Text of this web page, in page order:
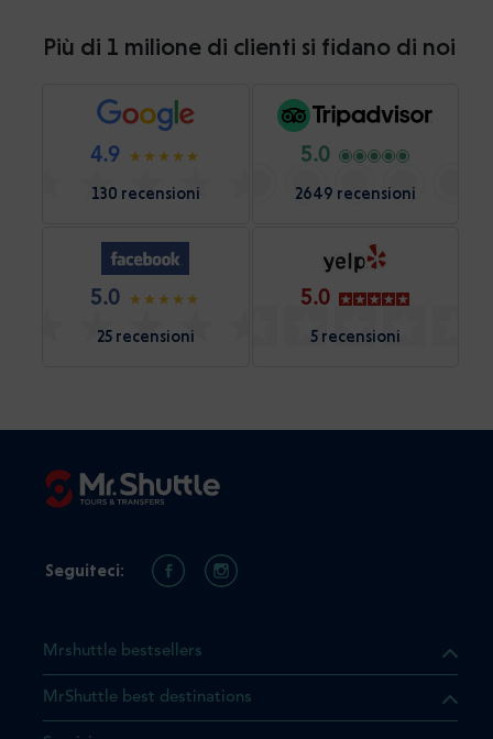
Più di 1 milione di clienti si fidano di noi
4.9
130 recensioni
5.0
2649 recensioni
5.0
25 recensioni
5.0
5 recensioni
il prodotto che state
Mrshuttle bestsellers
MrShuttle best destinations
Seguiteci: